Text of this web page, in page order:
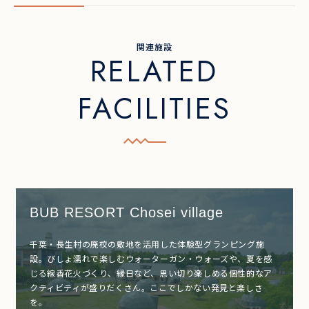
関連施設
RELATED
FACILITIES
BUB RESORT Chosei village
千葉・長生村の廃校の敷地を活用した体験型グランピング施
設。びしょ濡れで楽しむウォーターガン・ウォーズや、夏を感
じる線香花火づくり、縁日など、思い切り楽しめる個性的なア
クティビティが盛りだくさん。ここでしかない発見と楽しさ
を。